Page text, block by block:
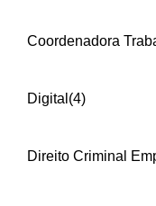
Coordenadora
Digital (4)
Direito Criminal